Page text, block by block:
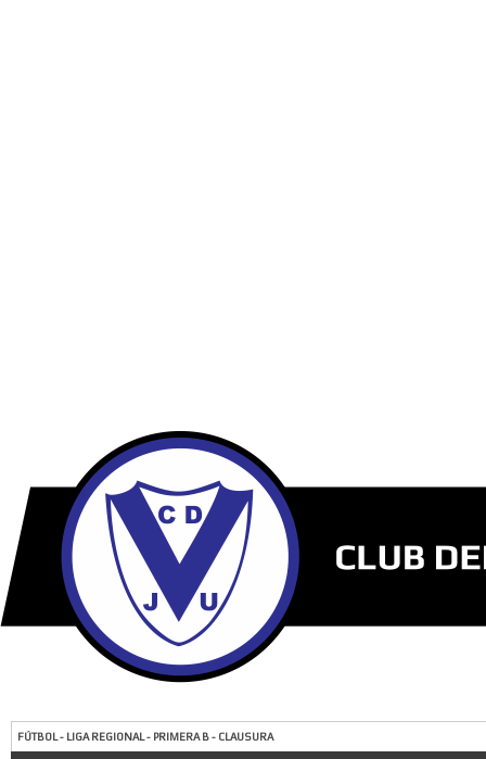
FÚTBOL - LIGA REGIONAL - PRIMERA B - CLAUSURA